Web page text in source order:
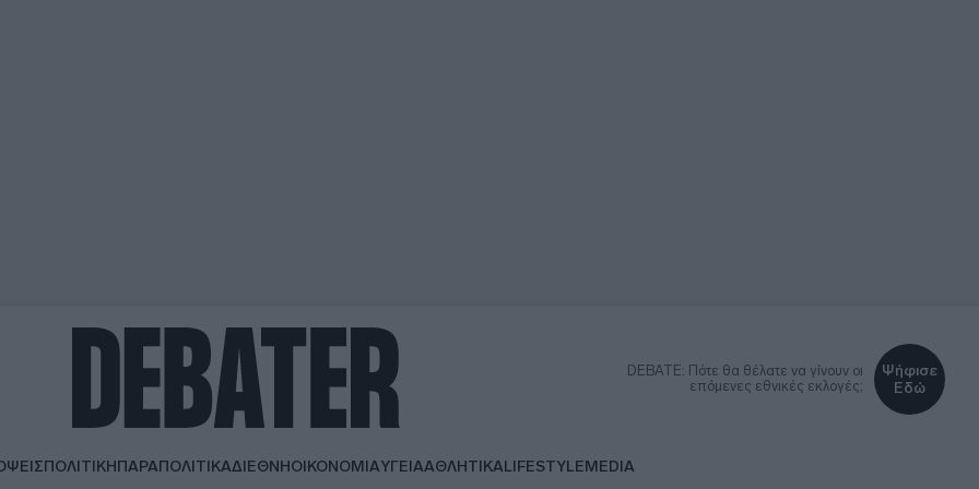
DEBATE: Πότε θα θέλατε να γίνουν οι
επόμενες εθνικές εκλογές;
Ψήφισε
Εδώ
ΠΟΛΙΤΙΚΗΠΑΡΑΠΟΛΙΤΙΚΑΔΙΕΘΝΗΟΙΚΟΝΟΜΙΑΥΓΕΙΑΑΘΛΗΤΙΚΑLIFESTYLEMEDIA